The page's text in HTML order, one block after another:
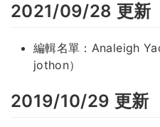
2021/09/28 更新
編輯名單：Analeigh
jothon）
2019/10/29 更新